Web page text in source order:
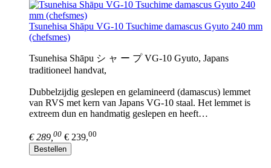
Tsunehisa Shāpu VG-10 Tsuchime damascus Gyuto 240 mm
(chefsmes)
Tsunehisa Shāpu シ ャ ー プ VG-10 Gyuto, Japans
traditioneel handvat,
Dubbelzijdig geslepen en gelamineerd (damascus) lemmet
van RVS met kern van Japans VG-10 staal. Het lemmet is
extreem dun en handmatig geslepen en heeft…
€ 289, 00 € 239,00
Bestellen